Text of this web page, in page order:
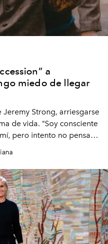
a
miedo de llegar
Jeremy Strong, arriesgarse
de vida. "Soy consciente
pero intento no pensar
Creo que es una